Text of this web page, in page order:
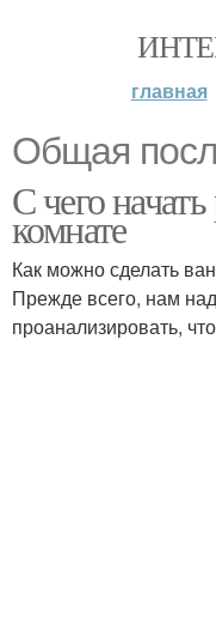
главная
Общая
С чего
комнате
Как можно сделать
Прежде всего, нам
проанализировать,